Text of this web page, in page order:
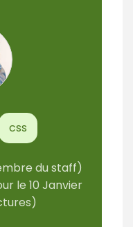
css
du staff)
le 10 Janvier